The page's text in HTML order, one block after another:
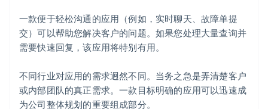
一款便于轻松沟通的应用（例如，实时聊天、故障单提
交）可以帮助您解决客户的问题。如果您处理大量查询并
需要快速回复，该应用将特别有用。
不同行业对应用的需求迥然不同。当务之急是弄清楚客户
或内部团队的真正需求。一款目标明确的应用可以迅速成
为公司整体规划的重要组成部分。